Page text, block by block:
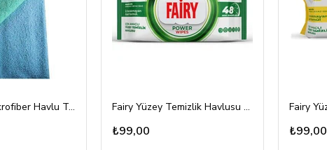
Parex Easy Mikrofiber Havlu Temizlik Bezi 2'li Fairy Yüzey Temizlik Havlusu Beyaz Sabun 100'lü
₺99,00 ₺99,00